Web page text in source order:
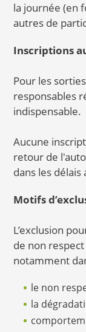
la journée (en
autres de
Inscriptions
Pour les
responsables
indispensable.
Aucune
retour de
dans les
Motifs
L’exclusion
de non
notamment
le non
la